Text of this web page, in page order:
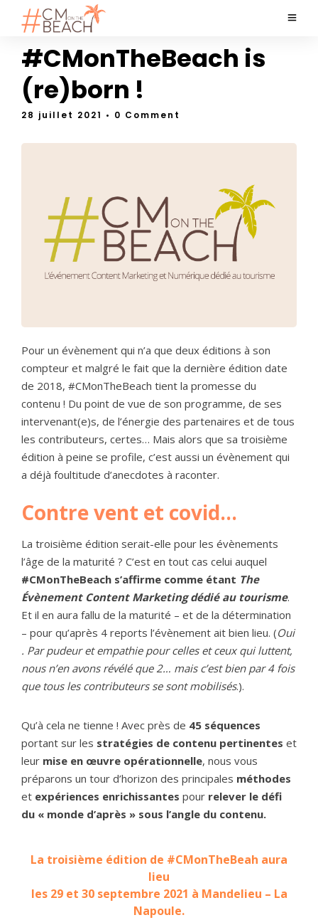
#CMonTheBeach is
(re)born !
28 juillet 2021 • 0 Comment
Pour un évènement qui n’a que deux éditions à son
compteur et malgré le fait que la dernière édition date
de 2018, #CMonTheBeach tient la promesse du
contenu ! Du point de vue de son programme, de ses
intervenant(e)s, de l’énergie des partenaires et de tous
les contributeurs, certes… Mais alors que sa troisième
édition à peine se profile, c’est aussi un évènement qui
a déjà foultitude d’anecdotes à raconter.
Contre vent et covid…
La troisième édition serait-elle pour les évènements
l’âge de la maturité ? C’est en tout cas celui auquel
#CMonTheBeach s’affirme comme étant The
Évènement Content Marketing dédié au tourisme.
Et il en aura fallu de la maturité – et de la détermination
– pour qu’après 4 reports l’évènement ait bien lieu. (Oui
. Par pudeur et empathie pour celles et ceux qui luttent,
nous n’en avons révélé que 2… mais c’est bien par 4 fois
que tous les contributeurs se sont mobilisés.).
Qu’à cela ne tienne ! Avec près de 45 séquences
portant sur les stratégies de contenu pertinentes et
leur mise en œuvre opérationnelle, nous vous
préparons un tour d’horizon des principales méthodes
et expériences enrichissantes pour relever le défi
du « monde d’après » sous l’angle du contenu.
La troisième édition de #CMonTheBeah aura
lieu
les 29 et 30 septembre 2021 à Mandelieu – La
Napoule.